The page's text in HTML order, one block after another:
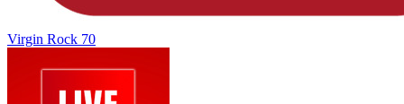
Virgin Rock 70